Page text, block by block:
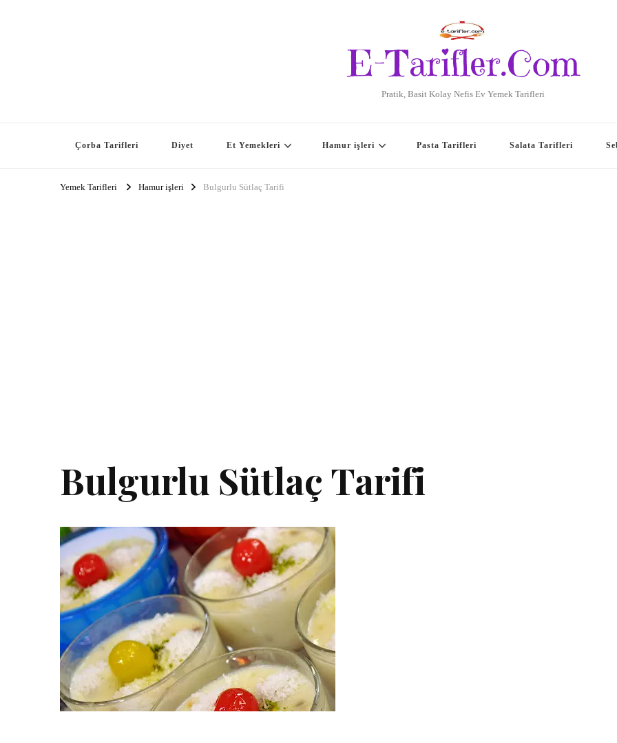
E-Tarifler.Com
Pratik, Basit Kolay Nefis Ev Yemek Tarifleri
Çorba Tarifleri Diyet Et Yemekleri Hamur işleri Pasta Tarifleri Salata Tarifleri
Yemek Tarifleri Hamur işleri Bulgurlu Sütlaç Tarifi
Bulgurlu Sütlaç Tarifi